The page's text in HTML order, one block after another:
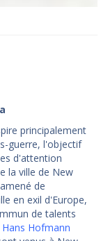
principalement
guerre, l'objectif
d'attention
la ville de New
de
en exil d'Europe,
de talents
Hans Hofmann